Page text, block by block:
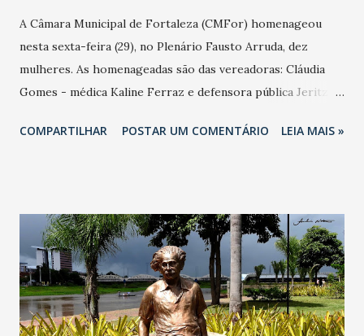
A Câmara Municipal de Fortaleza (CMFor) homenageou
nesta sexta-feira (29), no Plenário Fausto Arruda, dez
mulheres. As homenageadas são das vereadoras: Cláudia
Gomes - médica Kaline Ferraz e defensora pública Jeritza
Socorro França; e primeira dama do Estado, Onélia Santana.
Barbosa. Marília do Posto - médica Carina Bandeira e líder
comunitária Maria Alderez Lima. Onélia Santana agradeceu
a homenagem:
COMPARTILHAR POSTAR UM COMENTÁRIO LEIA MAIS »